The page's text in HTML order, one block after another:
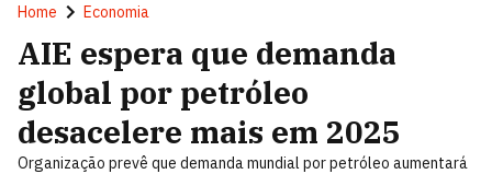
Home Economia
AIE espera que demanda
global por petróleo
desacelere mais em 2025
Organização prevê que demanda mundial por petróleo aumentará